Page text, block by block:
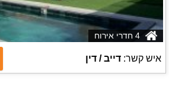
איש קשר: דייב / דין